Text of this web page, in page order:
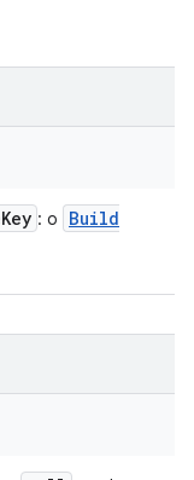
Key : o
Build